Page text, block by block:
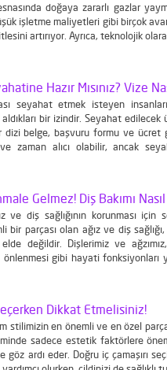
doğaya zararlı gazlar
işletme maliyetleri gibi birçok
artırıyor. Ayrıca, teknolojik
Hazır Mısınız? Vize
seyahat etmek isteyen
aldıkları bir izindir. Seyahat
dizi belge, başvuru formu ve ücret
zaman alıcı olabilir, ancak
Gelmez! Diş Bakımı Nasıl
ve diş sağlığının korunması
bir parçası olan ağız ve diş
elde değildir. Dişlerimiz ve
önlenmesi gibi hayati fonksiyonları
Dikkat Etmelisiniz!
stilimizin en önemli ve en özel
sadece estetik faktörlere
göz ardı eder. Doğru iç çamaşırı